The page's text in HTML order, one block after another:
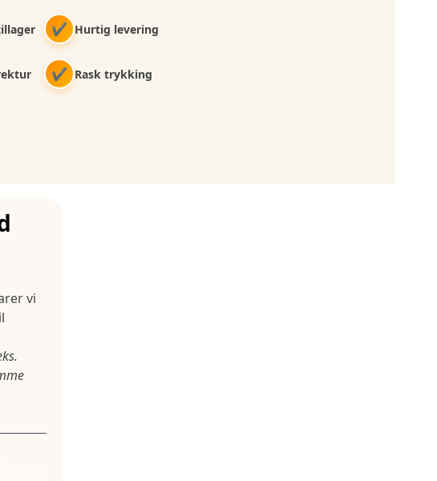
✔ Hurtig levering
✔ Rask trykking
vi